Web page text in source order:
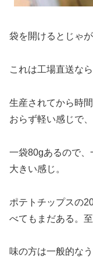
袋を開けるとじゃ
これは工場直送なら
生産されてから時
おらず軽い感じで
一袋80gあるので、
大きい感じ。
ポテトチップスの
べてもまだある。至
味の方は一般的な